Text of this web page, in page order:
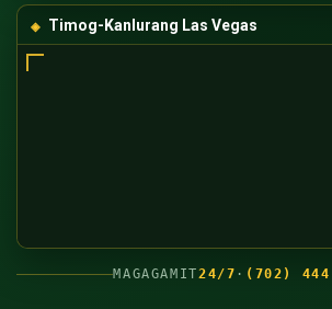
Timog-Kanlurang Las Vegas
MAGAGAMIT24/7 · (702)